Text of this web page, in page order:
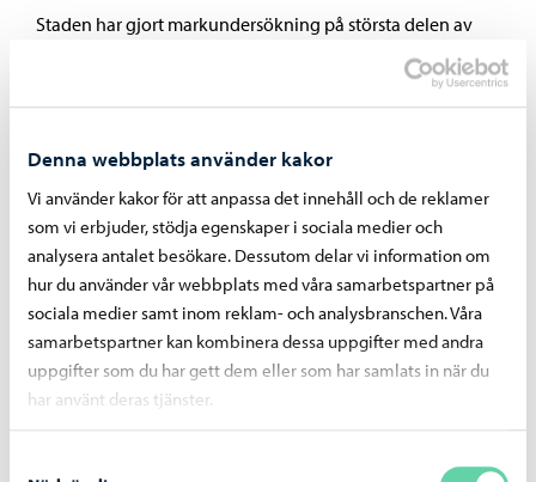
Denna webbplats använder kakor
Vi använder kakor för att anpassa det innehåll och de reklamer
som vi erbjuder, stödja egenskaper i sociala medier och
analysera antalet besökare. Dessutom delar vi information om
hur du använder vår webbplats med våra samarbetspartner på
sociala medier samt inom reklam- och analysbranschen. Våra
samarbetspartner kan kombinera dessa uppgifter med andra
uppgifter som du har gett dem eller som har samlats in när du
har använt deras tjänster.
Staden har gjort markundersökning på största delen av
områdets tomter. Fem tomter överlåts utan att det görs
Johannas väg, Helenas väg och Annas väg (903 kt,
pdf)
Markundersökningsskärning, kvarter 3596 (112 kt,
pdf)
Markundersökningsskärning, kvarter 3598 (218 kt,
pdf)
Markundersökningsskärning, kvarter 3599 (149 kt,
pdf)
pdf)